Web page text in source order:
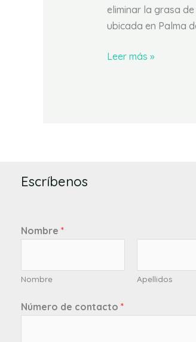
eliminar la grasa
ubicada en Palma
Leer más »
Escríbenos
Nombre *
Nombre Apellidos
Número de contacto *